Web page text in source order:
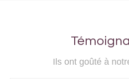
Ils ont goûté à